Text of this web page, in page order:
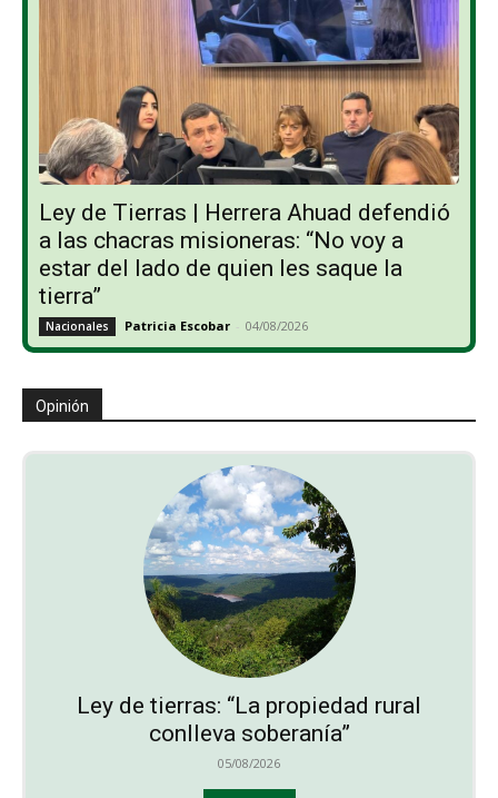
Ley de Tierras | Herrera Ahuad defendió
a las chacras misioneras: “No voy a
estar del lado de quien les saque la
tierra”
Nacionales Patricia Escobar - 04/08/2026
Opinión
Ley de tierras: “La propiedad rural
conlleva soberanía”
05/08/2026